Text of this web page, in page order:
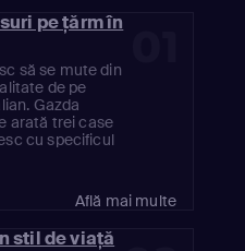
pe ţărm în
să se mute din
de pe
Gazda
arată trei case
cu specificul
Află mai multe
stil de viaţă